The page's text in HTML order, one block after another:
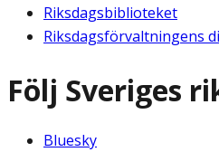
Riksdagsbiblioteket
Riksdagsförvaltningens
Följ Sveriges
Bluesky